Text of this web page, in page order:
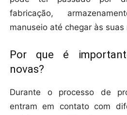
fabricação,
manuseio até chegar às suas
Por que é
novas?
Durante o processo de
entram em contato com